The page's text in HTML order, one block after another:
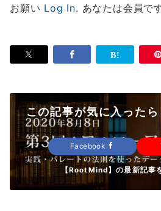
お願い Log In. あなたは会員で
この記事が気に入った
Facebook
【RootMind】の最新記事